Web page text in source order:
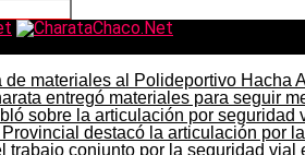
entregó materiales para seguir
destacó la articulación por